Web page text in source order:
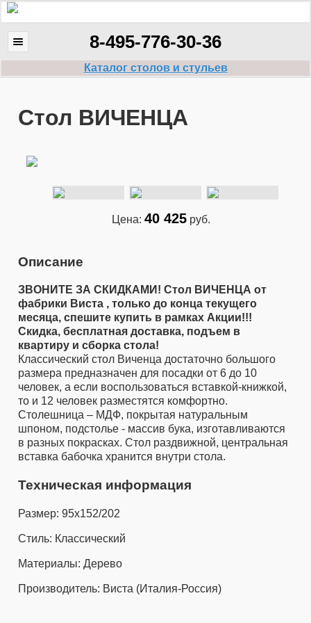
8-495-776-30-36
Каталог столов и стульев
Cтол ВИЧЕНЦА
Цена: 40 425 руб.
Описание
ЗВОНИТЕ ЗА СКИДКАМИ! Стол ВИЧЕНЦА от
фабрики Виста , только до конца текущего
месяца, спешите купить в рамках Акции!!!
Скидка, бесплатная доставка, подъем в
квартиру и сборка стола!
Классический стол Виченца достаточно большого
размера предназначен для посадки от 6 до 10
человек, а если воспользоваться вставкой-книжкой,
то и 12 человек разместятся комфортно.
Столешница – МДФ, покрытая натуральным
шпоном, подстолье - массив бука, изготавливаются
в разных покрасках. Стол раздвижной, центральная
вставка бабочка хранится внутри стола.
Техническая информация
Размер: 95х152/202
Стиль: Классический
Материалы: Дерево
Производитель: Виста (Италия-Россия)